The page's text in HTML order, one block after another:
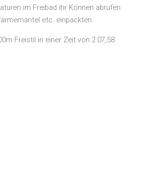
im Freibad ihr Können abrufen.
etc. einpackten.
Freistil in einer Zeit von 2:07,58.